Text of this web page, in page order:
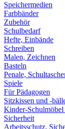
Speichermedien
Farbbänder
Zubehör
Schulbedarf
Hefte, Einbände
Schreiben
Malen, Zeichnen
Basteln
Penale,
Spiele
Für Pädagogen
Sitzkissen und -
Kinder-
Sicherheit
Arbeitsschutz,